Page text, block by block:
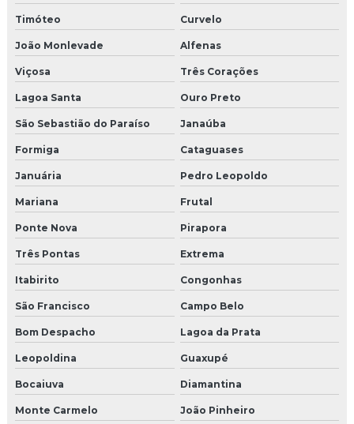
Timóteo Curvelo
João Monlevade Alfenas
Viçosa Três Corações
Lagoa Santa Ouro Preto
São Sebastião do Paraíso Janaúba
Formiga Cataguases
Januária Pedro Leopoldo
Mariana Frutal
Ponte Nova Pirapora
Três Pontas Extrema
Itabirito Congonhas
São Francisco Campo Belo
Bom Despacho Lagoa da Prata
Leopoldina Guaxupé
Bocaiuva Diamantina
Monte Carmelo João Pinheiro